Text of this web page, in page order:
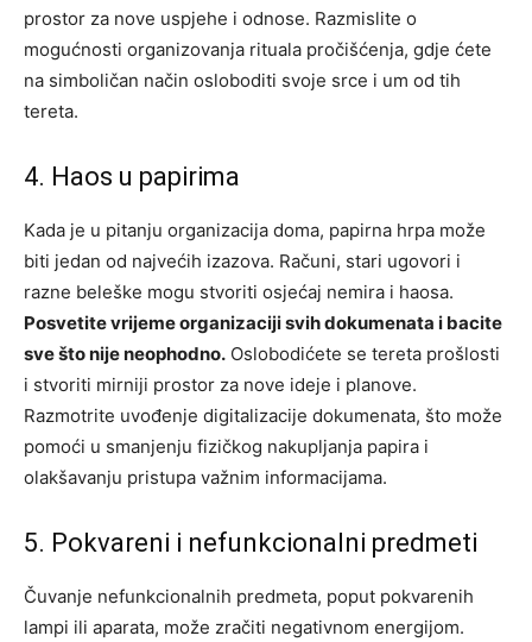
prostor za nove uspjehe i odnose. Razmislite o
mogućnosti organizovanja rituala pročišćenja, gdje ćete
na simboličan način osloboditi svoje srce i um od tih
tereta.
4. Haos u papirima
Kada je u pitanju organizacija doma, papirna hrpa može
biti jedan od najvećih izazova. Računi, stari ugovori i
razne beleške mogu stvoriti osjećaj nemira i haosa.
Posvetite vrijeme organizaciji svih dokumenata i bacite
sve što nije neophodno. Oslobodićete se tereta prošlosti
i stvoriti mirniji prostor za nove ideje i planove.
Razmotrite uvođenje digitalizacije dokumenata, što može
pomoći u smanjenju fizičkog nakupljanja papira i
olakšavanju pristupa važnim informacijama.
5. Pokvareni i nefunkcionalni predmeti
Čuvanje nefunkcionalnih predmeta, poput pokvarenih
lampi ili aparata, može zračiti negativnom energijom.